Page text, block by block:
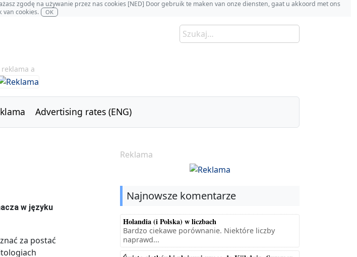
zgodę na używanie przez nas cookies [NED] Door gebruik te maken van onze diensten, gaat u akkoord met ons
van cookies.
OK
reklama a
Advertising rates (ENG)
w języku
za postać
Reklama
Najnowsze komentarze
Holandia (i Polska) w liczbach
Bardzo ciekawe porównanie. Niektóre liczby
naprawd...